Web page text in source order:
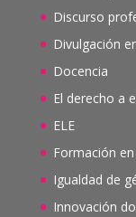
Discurso
Divulgación
Docencia
El derecho a
ELE
Formación
Igualdad de
Innovación